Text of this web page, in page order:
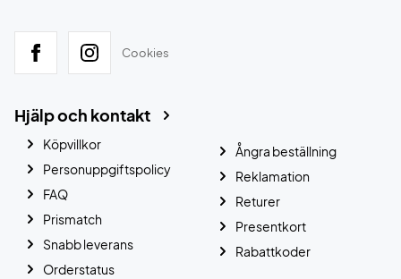
Cookies
Hjälp och kontakt
Köpvillkor
Personuppgiftspolicy
FAQ
Prismatch
Snabb leverans
Orderstatus
Ångra beställning
Reklamation
Returer
Presentkort
Rabattkoder